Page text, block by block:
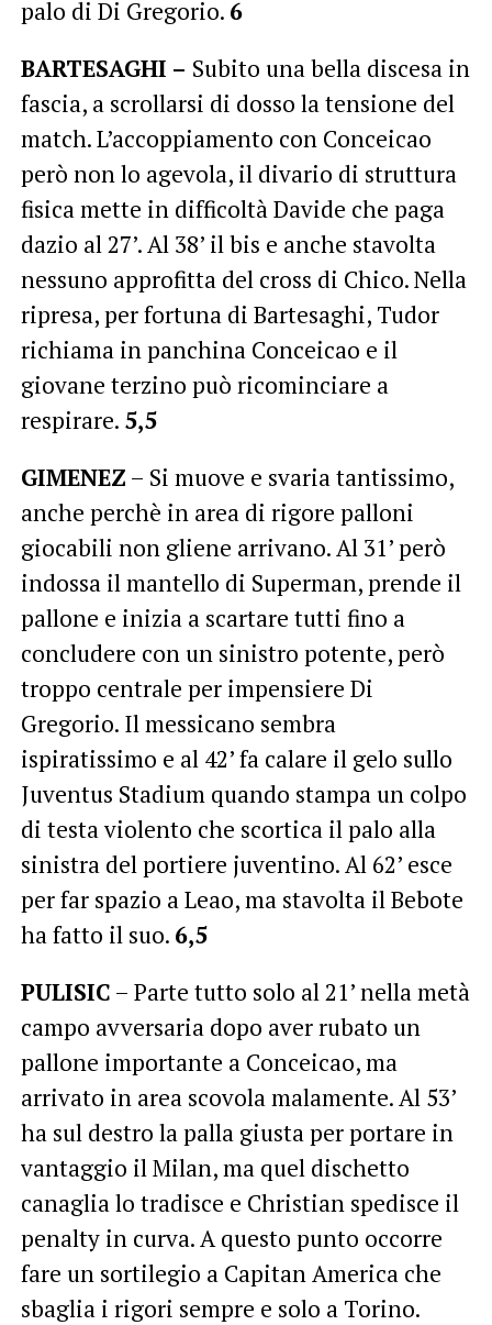
palo di Di Gregorio. 6
BARTESAGHI – Subito una bella discesa in
fascia, a scrollarsi di dosso la tensione del
match. L’accoppiamento con Conceicao
però non lo agevola, il divario di struttura
fisica mette in difficoltà Davide che paga
dazio al 27’. Al 38’ il bis e anche stavolta
nessuno approfitta del cross di Chico. Nella
ripresa, per fortuna di Bartesaghi, Tudor
richiama in panchina Conceicao e il
giovane terzino può ricominciare a
respirare. 5,5
GIMENEZ – Si muove e svaria tantissimo,
anche perchè in area di rigore palloni
giocabili non gliene arrivano. Al 31’ però
indossa il mantello di Superman, prende il
pallone e inizia a scartare tutti fino a
concludere con un sinistro potente, però
troppo centrale per impensiere Di
Gregorio. Il messicano sembra
ispiratissimo e al 42’ fa calare il gelo sullo
Juventus Stadium quando stampa un colpo
di testa violento che scortica il palo alla
sinistra del portiere juventino. Al 62’ esce
per far spazio a Leao, ma stavolta il Bebote
ha fatto il suo. 6,5
PULISIC – Parte tutto solo al 21’ nella metà
campo avversaria dopo aver rubato un
pallone importante a Conceicao, ma
arrivato in area scovola malamente. Al 53’
ha sul destro la palla giusta per portare in
vantaggio il Milan, ma quel dischetto
canaglia lo tradisce e Christian spedisce il
penalty in curva. A questo punto occorre
fare un sortilegio a Capitan America che
sbaglia i rigori sempre e solo a Torino.